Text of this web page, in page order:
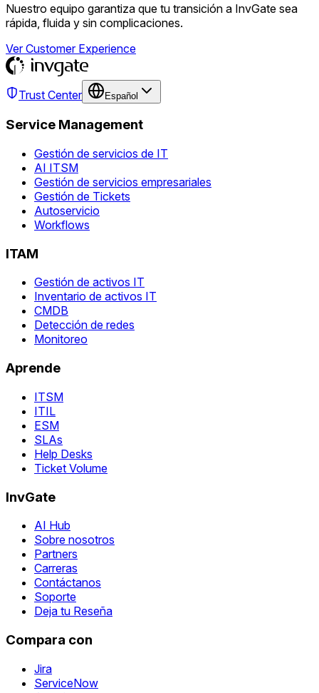
Nuestro equipo garantiza que tu transición a InvGate sea
rápida, fluida y sin complicaciones.
Ver Customer Experience
Trust Center Español
Service Management
Gestión de servicios de IT
AI ITSM
Gestión de servicios empresariales
Gestión de Tickets
Autoservicio
Workflows
ITAM
Gestión de activos IT
Inventario de activos IT
CMDB
Detección de redes
Monitoreo
Aprende
ITSM
ITIL
ESM
SLAs
Help Desks
Ticket Volume
InvGate
AI Hub
Sobre nosotros
Partners
Carreras
Contáctanos
Soporte
Deja tu Reseña
Compara con
Jira
ServiceNow